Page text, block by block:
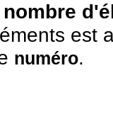
est
numéro.